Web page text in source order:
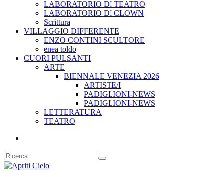
LABORATORIO DI TEATRO
LABORATORIO DI CLOWN
Scrittura
VILLAGGIO DIFFERENTE
ENZO CONTINI SCULTORE
enea toldo
CUORI PULSANTI
ARTE
BIENNALE VENEZIA 2026
ARTISTE/I
PADIGLIONI-NEWS
PADIGLIONI-NEWS
LETTERATURA
TEATRO